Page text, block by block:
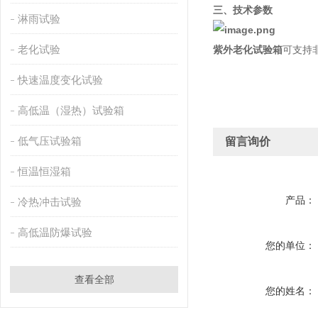
淋雨试验
老化试验
快速温度变化试验
高低温（湿热）试验箱
低气压试验箱
恒温恒湿箱
冷热冲击试验
高低温防爆试验
查看全部
三、技术参数
紫外老化试验箱可支持
留言询价
产品：
您的单位：
您的姓名：